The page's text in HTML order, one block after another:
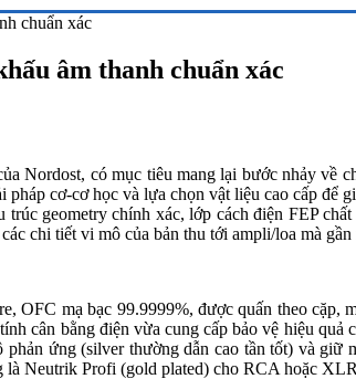
chuẩn xác
âm thanh chuẩn xác
Nordost, có mục tiêu mang lại bước nhảy về
cơ-cơ học và lựa chọn vật liệu cao cấp
geometry chính xác, lớp cách điện FEP
chi tiết vi mô của bản thu tới ampli/loa mà
mạ bạc 99.9999%, được quấn theo cặp,
cân bằng điện vừa cung cấp bảo vệ hiệu
ứng (silver thường dẫn cao tần tốt) và
Neutrik Profi (gold plated) cho RCA hoặc